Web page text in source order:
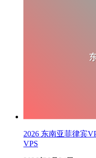
2026 东南亚菲律宾
VPS